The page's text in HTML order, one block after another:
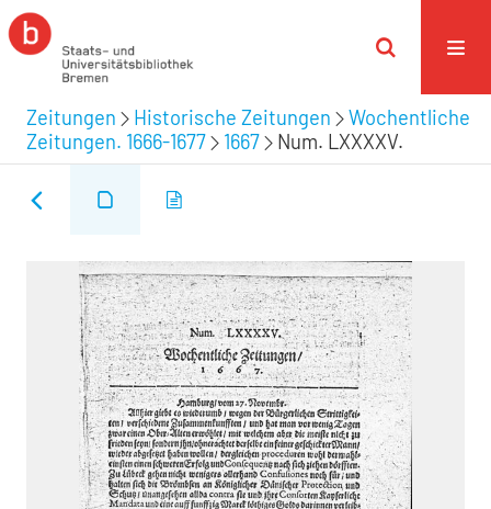
Zeitungen Historische Zeitungen
Wochentliche
Zeitungen. 1666-1677
1667 Num. LXXXXV.